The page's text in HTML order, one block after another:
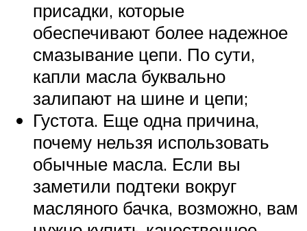
присадки, которые
обеспечивают более надежное
смазывание цепи. По сути,
капли масла буквально
залипают на шине и цепи;
Густота. Еще одна причина,
почему нельзя использовать
обычные масла. Если вы
заметили подтеки вокруг
масляного бачка, возможно, вам